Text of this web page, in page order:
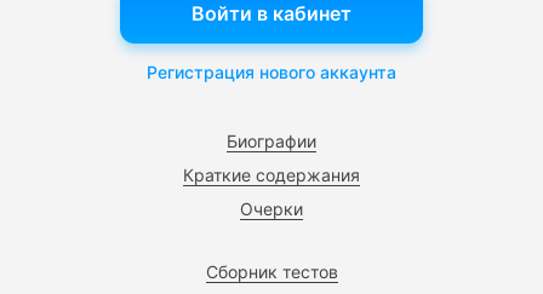
Биографии
Краткие содержания
Очерки
Сборник тестов
Войти в кабинет
Регистрация нового аккаунта